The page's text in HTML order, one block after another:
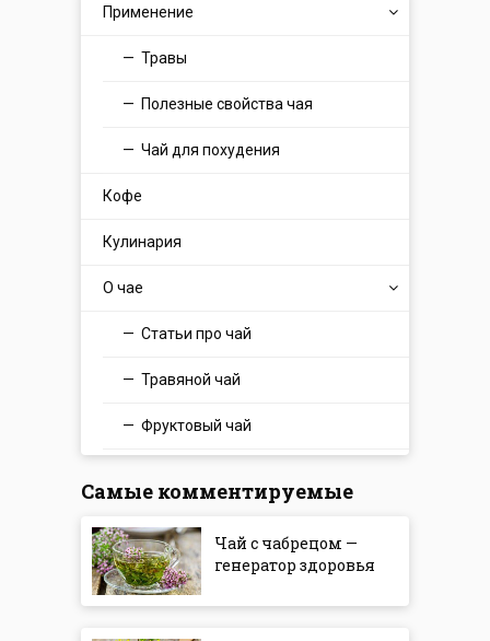
Применение
Травы
Полезные свойства чая
Чай для похудения
Кофе
Кулинария
О чае
Статьи про чай
Травяной чай
Фруктовый чай
Самые комментируемые
Чай с чабрецом —
генератор здоровья